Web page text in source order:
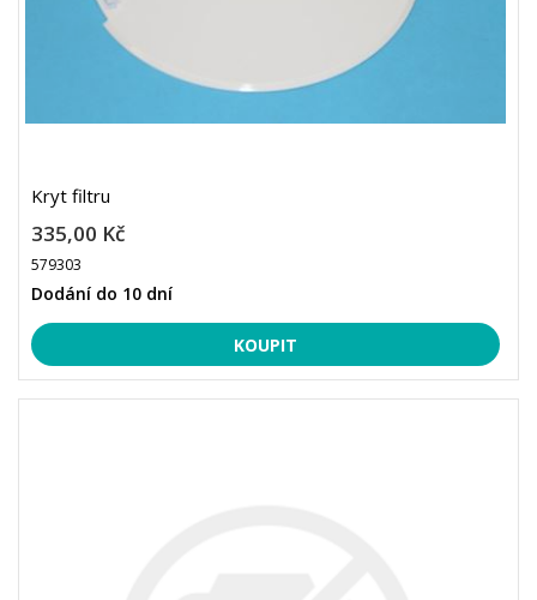
Kryt filtru
335,00 Kč
579303
Dodání do 10 dní